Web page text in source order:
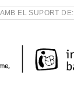
AMB EL SUPORT DE: